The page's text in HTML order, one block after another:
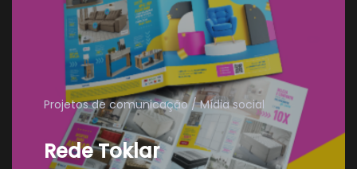
Projetos de comunicação Mídia social
Rede Toklar